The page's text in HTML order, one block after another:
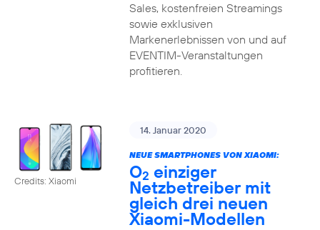
Sales, kostenfreien Streamings
sowie exklusiven
Markenerlebnissen von und auf
EVENTIM-Veranstaltungen
profitieren.
Credits: Xiaomi
14. Januar 2020
NEUE SMARTPHONES VON XIAOMI:
O2 einziger
Netzbetreiber mit
gleich drei neuen
Xiaomi-Modellen